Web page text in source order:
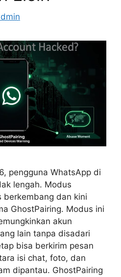
pengguna WhatsApp di
lengah. Modus
berkembang dan kini
GhostPairing. Modus ini
akun
lain tanpa disadari
bisa berkirim pesan
isi chat, foto, dan
dipantau. GhostPairing